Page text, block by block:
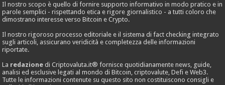
Il nostro scopo è quello di fornire supporto informativo in modo pratico e in
parole semplici - rispettando etica e rigore giornalistico - a tutti coloro che
dimostrano interesse verso Bitcoin e Crypto.
Il nostro rigoroso processo editoriale e il sistema di fact checking integrato
sugli articoli, assicurano veridicità e completezza delle informazioni
riportate.
La redazione di Criptovaluta.it® fornisce quotidianamente news, guide,
analisi ed esclusive legati al mondo di Bitcoin, criptovalute, Defi e Web3.
Tutte le informazioni contenute su questo sito non costituiscono consigli e